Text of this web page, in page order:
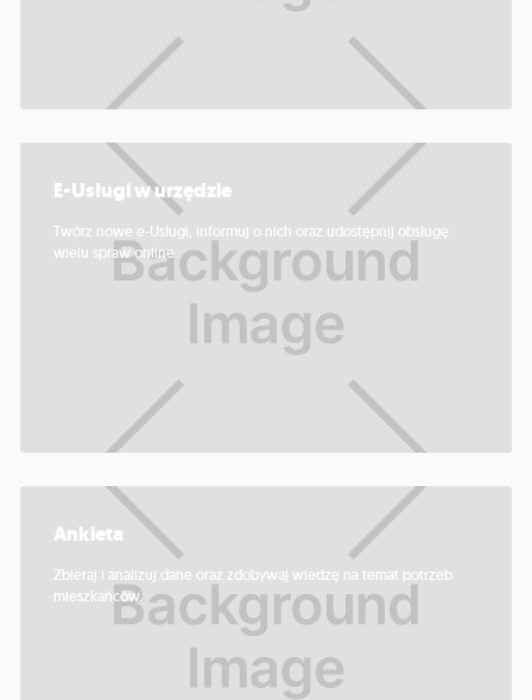
E-Usługi w urzędzie
Twórz nowe e-Usługi, informuj o nich oraz udostępnij obsługę
wielu spraw online.
Ankieta
Zbieraj i analizuj dane oraz zdobywaj wiedzę na temat potrzeb
mieszkańców.